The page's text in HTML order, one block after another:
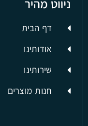
ניווט מהיר
דף הבית
אודותינו
שירותינו
חנות מוצרים